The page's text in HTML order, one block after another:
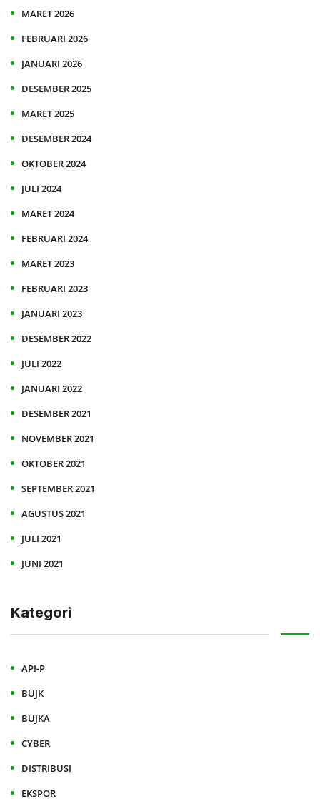
MARET 2026
FEBRUARI 2026
JANUARI 2026
DESEMBER 2025
MARET 2025
DESEMBER 2024
OKTOBER 2024
JULI 2024
MARET 2024
FEBRUARI 2024
MARET 2023
FEBRUARI 2023
JANUARI 2023
DESEMBER 2022
JULI 2022
JANUARI 2022
DESEMBER 2021
NOVEMBER 2021
OKTOBER 2021
SEPTEMBER 2021
AGUSTUS 2021
JULI 2021
JUNI 2021
Kategori
API-P
BUJK
BUJKA
CYBER
DISTRIBUSI
EKSPOR